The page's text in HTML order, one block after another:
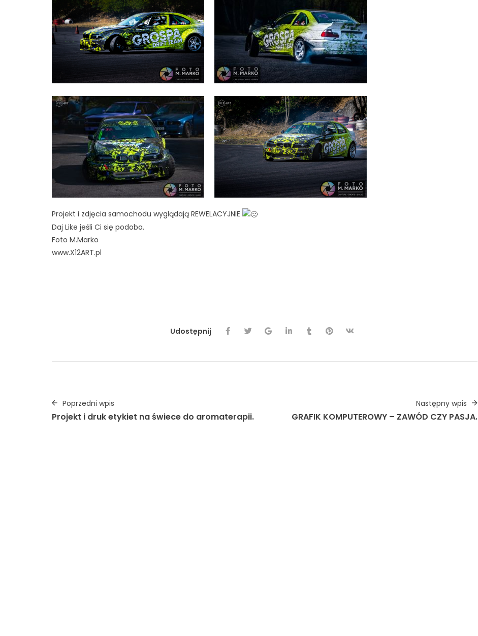
Projekt i zdjęcia samochodu wyglądają REWELACYJNIE
Daj Like jeśli Ci się podoba.
Foto M.Marko
www.X12ART.pl
Udostępnij
Poprzedni wpis
Projekt i druk etykiet na świece do aromaterapii.
Następny wpis
GRAFIK KOMPUTEROWY – ZAWÓD CZY PASJA.